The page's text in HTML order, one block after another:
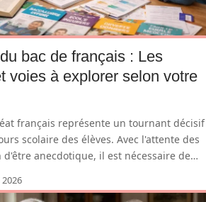
bac de français : Les
voies à explorer selon votre
français représente un tournant décisif
scolaire des élèves. Avec l'attente des
anecdotique, il est nécessaire de…